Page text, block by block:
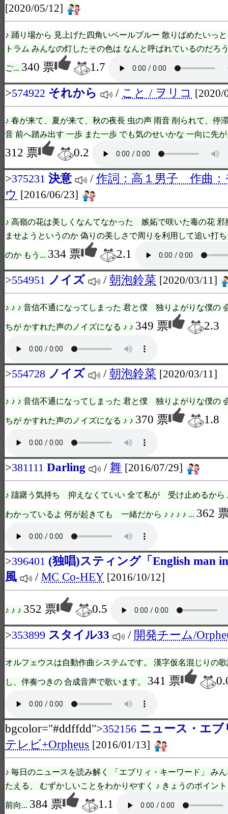
[2020/05/12]
♪ 踊り場から 見上げた四角いペールブルー 散りばめたいっ
トラム みんなの灯したその色は なんと呼ばれているのだろ
ご... 340 票
1.7
>574922 それから / こと / ヲリコ [2020/
♪ 春が来て、夏が来て、秋の夜長 虫の声 雨音 削られて、停
音 前へ踏み出す 一歩 また一歩 でも気のせいかな 一向に先
312 票
0.2
>375231 決意 /作詞：高１男子 作曲：
ウ [2016/06/23]
♪ 高嶺の花は美しくなんてなかった 嫉妬で咲いた毒の花 邪
ませようというのか 偽りの美しさで周りを利用して追い打
のか もう... 334 票
2.1
>554951 ノイズ /朝泡鈴菜 [2020/03/11]
♪ ♪ ♪ 音信不通になってしまった 君と僕 独りよがりな僕の
ちが かすれた声のノイズになる ♪ ♪ 349 票 2.3
>554728 ノイズ /朝泡鈴菜 [2020/03/11]
♪ ♪ ♪ 音信不通になってしまった 君と僕 独りよがりな僕の
ちが かすれた声のノイズになる ♪ ♪ 370 票 1.8
>381111 Darling / 舞 [2016/07/29]
♪ 躊躇う気持ち 抑えなくていい 全て私が 受け止めるか
わかっているよ 何が起きても 一緒だから ♪ ♪ ♪ ♪ ... 362
>396401 (独唱)スティング「English man
風
/MC Co-HEY [2016/10/12]
♪ ♪ ♪ 352 票
0.5
>353899 スタイル33 / 開発チーム/
オルフェウスは自動作曲システムです。 漢字仮名混じりの
し、伴奏つきの 合成音声で歌います。 341 票
bgcolor="#ddffdd">352156 ニュース・エブ
テレビ+Orpheus [2016/01/13]
♪ 毎日のニュースを読み解く 「エブリィ・キーワード」 み
たえる、 むずかしいことをわかりやすく ♪ きょうのポイン
前向... 384 票
1.1